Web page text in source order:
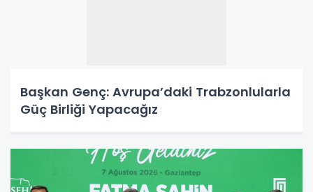
Başkan Genç: Avrupa’daki Trabzonlularla
Güç Birliği Yapacağız